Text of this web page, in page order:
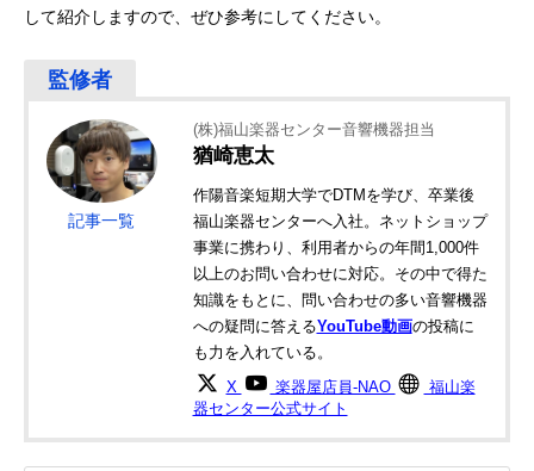
して紹介しますので、ぜひ参考にしてください。
記事一覧
(株)福山楽器センター音響機器担当
猶崎恵太
作陽音楽短期大学でDTMを学び、卒業後
福山楽器センターへ入社。ネットショップ
事業に携わり、利用者からの年間1,000件
以上のお問い合わせに対応。その中で得た
知識をもとに、問い合わせの多い音響機器
への疑問に答えるYouTube動画の投稿に
も力を入れている。
X 楽器屋店員-NAO
福山楽
器センター公式サイト